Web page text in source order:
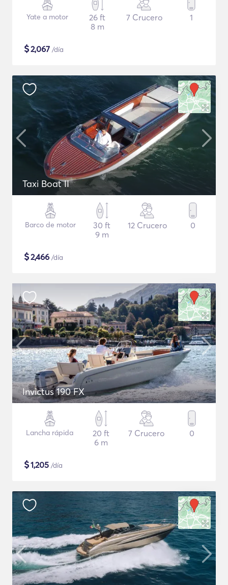
Yate a motor
26 ft
8 m
7 Crucero 1
$2,067 /día
Taxi Boat II
Barco de motor
30 ft
9 m
12 Crucero 0
$2,466 /día
Invictus 190 FX
Lancha rápida
20 ft
6 m
7 Crucero 0
$1,205 /día